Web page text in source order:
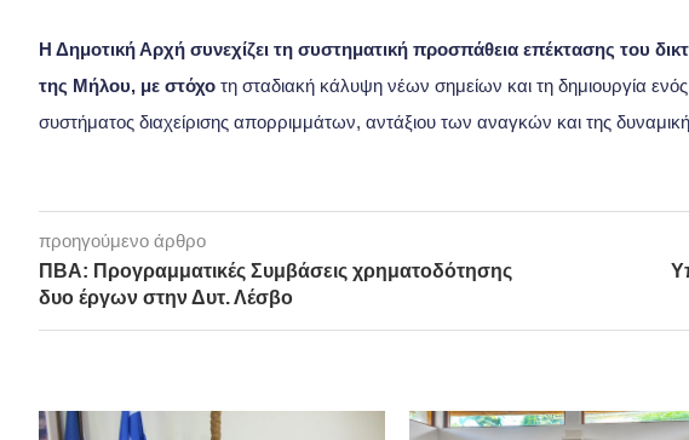
Η Δημοτική Αρχή συνεχίζει τη συστηματική προσπάθεια επέκτασης του
της Μήλου, με στόχο τη σταδιακή κάλυψη νέων σημείων και τη δημιουργία
συστήματος διαχείρισης απορριμμάτων, αντάξιου των αναγκών και της
προηγούμενο άρθρο
ΠΒΑ: Προγραμματικές Συμβάσεις χρηματοδότησης
δυο έργων στην Δυτ. Λέσβο